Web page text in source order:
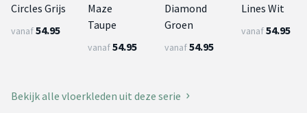
Circles Grijs
vanaf54.95
Maze
Taupe
vanaf54.95
Diamond
Groen
vanaf54.95
Lines Wit
vanaf54.95
Bekijk alle vloerkleden uit deze serie